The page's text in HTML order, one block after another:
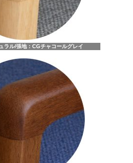
ラル/張地：CGチャコールグレイ